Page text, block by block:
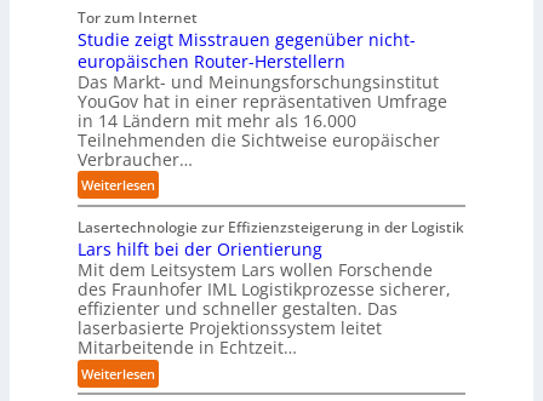
c
t
o
r
y
-
A
u
b
a
u
e
u
t
s
c
h
l
a
n
d
a
x
i
s
n
a
h
e
A
u
t
o
m
a
t
i
s
i
e
f
d
i
e
Z
u
k
u
f
t
d
e
r
I
n
d
t
e
m
T
e
a
m
t
r
i
t
I
n
d
u
s
t
r
n
i
v
e
r
s
a
l
A
u
o
m
a
t
i
o
n
.
Tor zum Internet
Studie zeigt Misstrauen gegenüber nicht-
europäischen Router-Herstellern
Das Markt- und Meinungsforschungsinstitut
YouGov hat in einer repräsentativen Umfrage
in 14 Ländern mit mehr als 16.000
Teilnehmenden die Sichtweise europäischer
Verbraucher…
Weiterlesen:
S
t
u
d
i
e
z
e
g
Lasertechnologie zur Effizienzsteigerung in der Logistik
Lars hilft bei der Orientierung
Mit dem Leitsystem Lars wollen Forschende
des Fraunhofer IML Logistikprozesse sicherer,
effizienter und schneller gestalten. Das
laserbasierte Projektionssystem leitet
Mitarbeitende in Echtzeit…
Weiterlesen:
L